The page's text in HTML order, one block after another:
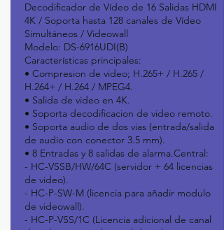
Decodificador de Vídeo de 16 Salidas HDMI
4K / Soporta hasta 128 canales de Vídeo
Simultáneos / Videowall
Modelo: DS-6916UDI(B)
Características principales:
• Compresion de video; H.265+ / H.265 /
H.264+ / H.264 / MPEG4.
• Salida de video en 4K.
• Soporta decodificacion de video remoto.
• Soporta audio de dos vias (entrada/salida
de audio con conector 3.5 mm).
• 8 Entradas y 8 salidas de alarma.Central:
- HC-VSSB/HW/64C (servidor + 64 licencias
de video).
- HC-P-SW-M (licencia para añadir modulo
de videowall).
- HC-P-VSS/1C (Licencia adicional de canal